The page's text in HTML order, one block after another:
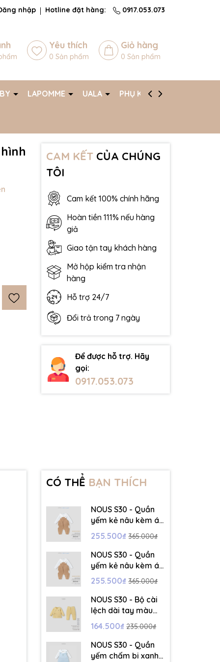
nhập Hotline đặt hàng: 0917.053.073
Yêu thích
0 Sản phẩm
Giỏ hàng
0 Sản phẩm
LAPOMME UALA PHỤ KIỆN
CAM KẾTCỦA CHÚNG
TÔI
Cam kết 100% chính hãng
Hoàn tiền 111% nếu hàng
giả
Giao tận tay khách hàng
Mở hộp kiểm tra nhận
hàng
Hỗ trợ 24/7
Đổi trả trong 7 ngày
Để được hỗ trợ. Hãy
gọi:
0917.053.073
CÓ THỂ BẠN THÍCH
NOUS S30 - Quần
yếm kẻ nâu kèm áo
dài tay màu trắng -
3-6M - SS26.T5C
255.500₫ 365.000₫
NOUS S30 - Quần
yếm kẻ nâu kèm áo
dài tay màu trắng -
6-9M - SS26.T5C
255.500₫ 365.000₫
NOUS S30 - Bộ cài
lệch dài tay màu
vàng thêu trang trí
- 12-18M - SS26.T5C
164.500₫ 235.000₫
NOUS S30 - Quần
yếm chấm bi xanh